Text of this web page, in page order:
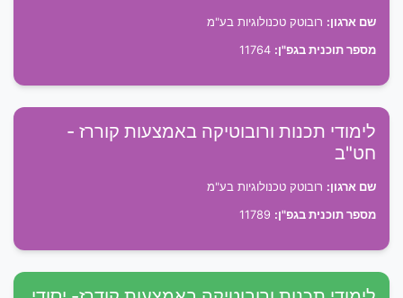
שם ארגון: רובוטק טכנולוגיות בע"מ
מספר תוכנית בגפ"ן:
לימודי תכנות ורובוטיקה באמצעות קוררז -
חט"ב
שם ארגון: רובוטק טכנולוגיות בע"מ
מספר תוכנית בגפ"ן: